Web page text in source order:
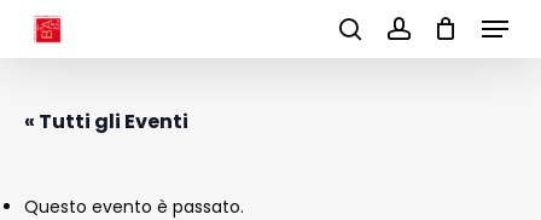
searchaccount
Menu
« Tutti gli Eventi
Questo evento è passato.